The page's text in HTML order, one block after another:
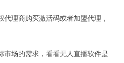
理商购买激活码或者加盟代理，
市场的需求，看看无人直播软件是